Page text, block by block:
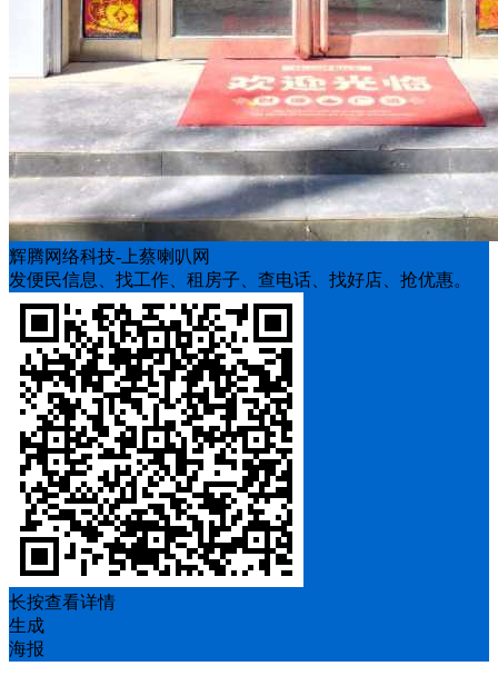
辉腾网络科技-上蔡喇叭网
发便民信息、找工作、租房子、查电话、找好店、抢优惠。
长按查看详情
生成
海报